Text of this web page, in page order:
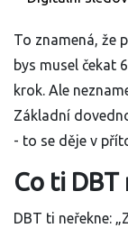
To znamená, že
bys musel čekat
krok. Ale
Základní
- to se děje v
Co ti
DBT ti neřekne: